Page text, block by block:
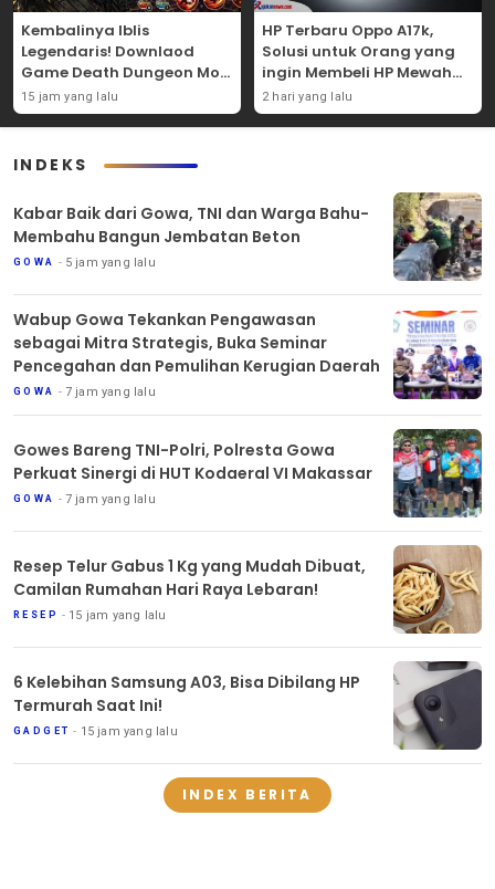
Kembalinya Iblis
Legendaris! Downlaod
Game Death Dungeon Mod
APK Dan Mainkan
Sekarang Juga!
15 jam yang lalu
HP Terbaru Oppo A17k,
Solusi untuk Orang yang
ingin Membeli HP Mewah
Tapi Murah!
2 hari yang lalu
INDEKS
Kabar Baik dari Gowa, TNI dan Warga Bahu-
Membahu Bangun Jembatan Beton
GOWA 5 jam yang lalu
Wabup Gowa Tekankan Pengawasan
sebagai Mitra Strategis, Buka Seminar
Pencegahan dan Pemulihan Kerugian Daerah
GOWA 7 jam yang lalu
Gowes Bareng TNI-Polri, Polresta Gowa
Perkuat Sinergi di HUT Kodaeral VI Makassar
GOWA 7 jam yang lalu
Resep Telur Gabus 1 Kg yang Mudah Dibuat,
Camilan Rumahan Hari Raya Lebaran!
RESEP 15 jam yang lalu
6 Kelebihan Samsung A03, Bisa Dibilang HP
Termurah Saat Ini!
GADGET 15 jam yang lalu
INDEX BERITA